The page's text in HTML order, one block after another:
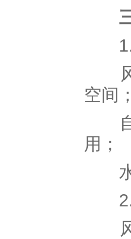
1.
风
空间
自
用；
水
2.
风